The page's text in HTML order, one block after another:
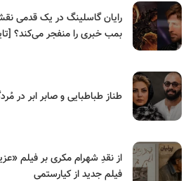
رایان گاسلینگ در یک قدمی
بمب خبری را منفجر می‌کند؟
طناز طباطبایی و صابر ابر در
از نقدِ شهرام مکری بر فیلم
فیلم جدید از کیارستمی